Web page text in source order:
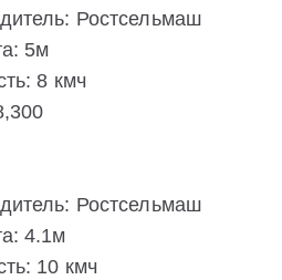
Ростсельмаш
5м
8 кмч
Ростсельмаш
4.1м
10 кмч